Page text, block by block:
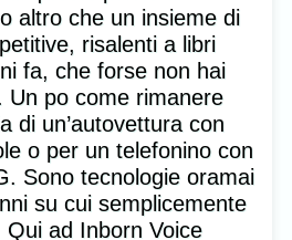
altro che un insieme di
risalenti a libri
fa, che forse non hai
Un po come rimanere
di un’autovettura con
o per un telefonino con
Sono tecnologie oramai
su cui semplicemente
ad Inborn Voice